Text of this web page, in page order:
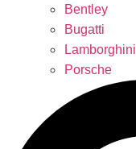
Bentley
Bugatti
Lamborghini
Porsche